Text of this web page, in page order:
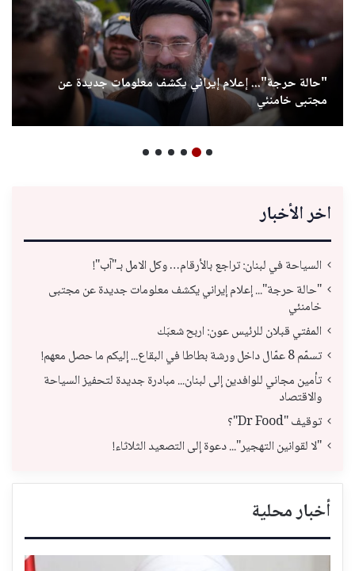
"حالة حرجة"... إعلام إيراني يكشف معلومات جديدة عن
مجتبى خامنئي
اخر الأخبار
السياحة في لبنان: تراجع بالأرقام… وكل الامل بـ"آب"!
"حالة حرجة"... إعلام إيراني يكشف معلومات جديدة عن مجتبى
خامنئي
المفتي قبلان للرئيس عون: اربح شعبَك
تسمّم 8 عمّال داخل ورشة بطاطا في البقاع... إليكم ما حصل معهم!
تأمين مجاني للوافدين إلى لبنان... مبادرة جديدة لتحفيز السياحة
والاقتصاد
توقيف "Dr Food"؟
"لا لقوانين التهجير"... دعوة إلى التصعيد الثلاثاء!
أخبار محلية